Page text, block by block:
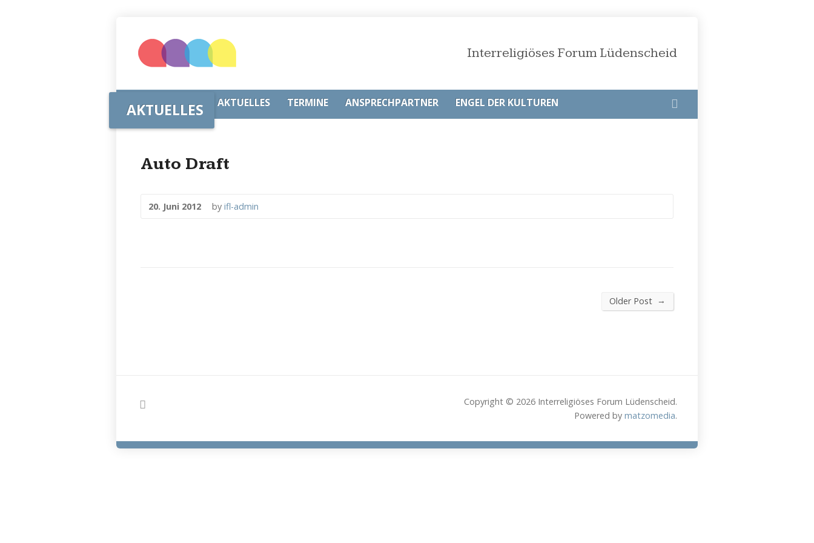
Interreligiöses Forum Lüdenscheid
ENTSTEHUNG AKTUELLES TERMINE ANSPRECHPARTNER ENGEL DER KULTUREN
AKTUELLES
Auto Draft
20. Juni 2012 by ifl-admin
Older Post →
Copyright © 2026 Interreligiöses Forum Lüdenscheid.
Powered bymatzomedia.